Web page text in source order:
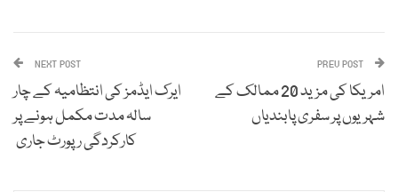
امریکا کی مزید 20 ممالک کے
شہریوں پر سفری پابندیاں
NEXT POST
ایرک ایڈمز کی انتظامیہ کے چار
سالہ مدت مکمل ہونے پر
کارکردگی رپورٹ جاری